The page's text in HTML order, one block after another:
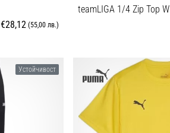
€28,12 (55,00 лв.)
teamLIGA 1/4 Zip Top W
Устойчивост